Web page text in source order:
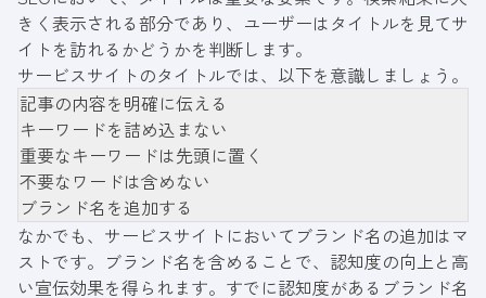
きく表示される部分であり、ユーザーはタイトルを見てサ
イトを訪れるかどうかを判断します。
サービスサイトのタイトルでは、以下を意識しましょう。
記事の内容を明確に伝える
キーワードを詰め込まない
重要なキーワードは先頭に置く
不要なワードは含めない
ブランド名を追加する
なかでも、サービスサイトにおいてブランド名の追加はマ
ストです。ブランド名を含めることで、認知度の向上と高
い宣伝効果を得られます。すでに認知度があるブランド名